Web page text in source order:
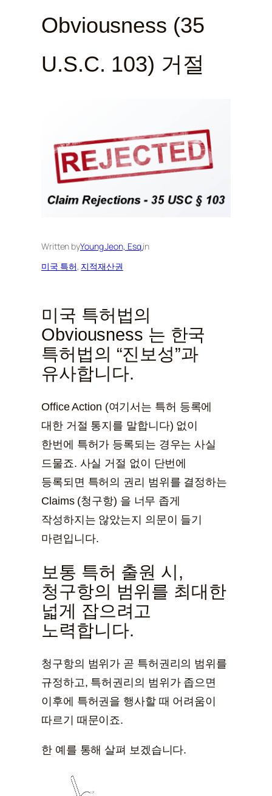
Obviousness (35
U.S.C. 103) 거절
Written byYoung Jeon, Esq.in
미국 특허, 지적재산권
미국 특허법의
Obviousness 는 한국
특허법의 “진보성”과
유사합니다.
Office Action (여기서는 특허 등록에
대한 거절 통지를 말합니다) 없이
한번에 특허가 등록되는 경우는 사실
드물죠. 사실 거절 없이 단번에
등록되면 특허의 권리 범위를 결정하는
Claims (청구항) 을 너무 좁게
작성하지는 않았는지 의문이 들기
마련입니다.
보통 특허 출원 시,
청구항의 범위를 최대한
넓게 잡으려고
노력합니다.
청구항의 범위가 곧 특허권리의 범위를
규정하고, 특허권리의 범위가 좁으면
이후에 특허권을 행사할 때 어려움이
따르기 때문이죠.
한 예를 통해 살펴 보겠습니다.